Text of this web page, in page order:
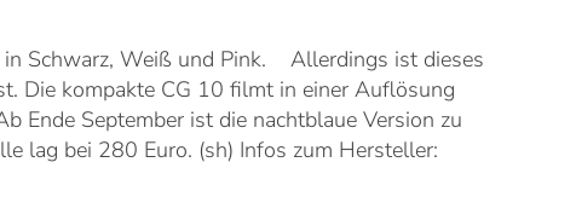
in Schwarz, Weiß und Pink. Allerdings ist dieses
Die kompakte CG 10 filmt in einer Auflösung
September ist die nachtblaue Version zu
lag bei 280 Euro. (sh) Infos zum Hersteller: